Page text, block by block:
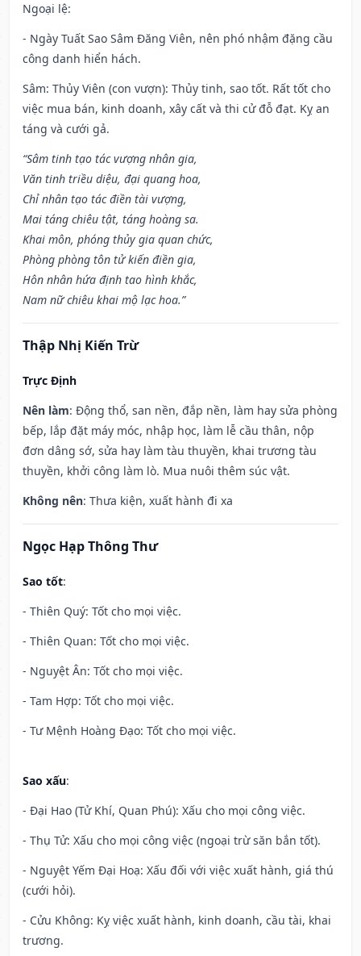
Ngoại lệ:
- Ngày Tuất Sao Sâm Đăng Viên, nên phó nhậm đặng cầu
công danh hiển hách.
Sâm: Thủy Viên (con vượn): Thủy tinh, sao tốt. Rất tốt cho
việc mua bán, kinh doanh, xây cất và thi cử đỗ đạt. Kỵ an
táng và cưới gả.
“Sâm tinh tạo tác vượng nhân gia,
Văn tinh triều diệu, đại quang hoa,
Chỉ nhân tạo tác điền tài vượng,
Mai táng chiêu tật, táng hoàng sa.
Khai môn, phóng thủy gia quan chức,
Phòng phòng tôn tử kiến điền gia,
Hôn nhân hứa định tao hình khắc,
Nam nữ chiêu khai mộ lạc hoa.”
Thập Nhị Kiến Trừ
Trực Định
Nên làm: Động thổ, san nền, đắp nền, làm hay sửa phòng
bếp, lắp đặt máy móc, nhập học, làm lễ cầu thân, nộp
đơn dâng sớ, sửa hay làm tàu thuyền, khai trương tàu
thuyền, khởi công làm lò. Mua nuôi thêm súc vật.
Không nên: Thưa kiện, xuất hành đi xa
Ngọc Hạp Thông Thư
Sao tốt:
- Thiên Quý: Tốt cho mọi việc.
- Thiên Quan: Tốt cho mọi việc.
- Nguyệt Ân: Tốt cho mọi việc.
- Tam Hợp: Tốt cho mọi việc.
- Tư Mệnh Hoàng Đạo: Tốt cho mọi việc.
Sao xấu:
- Đại Hao (Tử Khí, Quan Phú): Xấu cho mọi công việc.
- Thụ Tử: Xấu cho mọi công việc (ngoại trừ săn bắn tốt).
- Nguyệt Yếm Đại Hoạ: Xấu đối với việc xuất hành, giá thú
(cưới hỏi).
- Cửu Không: Kỵ việc xuất hành, kinh doanh, cầu tài, khai
trương.